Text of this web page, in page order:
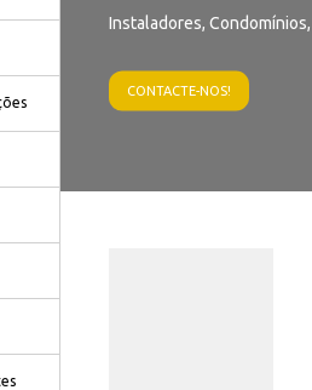
Instaladores,
CONTACTE-NOS!